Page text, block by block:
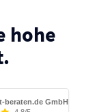
hohe